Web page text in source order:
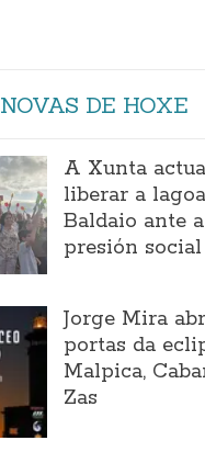
NOVAS DE HOXE
A Xunta
liberar a
Baldaio ante a
presión
Jorge Mira
portas da
Malpica,
Zas